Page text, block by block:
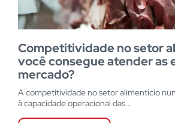
Competitividade no setor
você consegue atender as
mercado?
A competitividade no setor alimentício
à capacidade operacional das...